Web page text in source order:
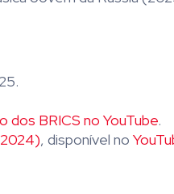
dos BRICS no YouTube.
, disponível no